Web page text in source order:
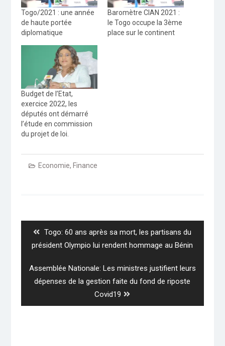
Togo/2021 : une année
de haute portée
diplomatique
Baromètre CIAN 2021 :
le Togo occupe la 3ème
place sur le continent
Budget de l’Etat,
exercice 2022, les
députés ont démarré
l’étude en commission
du projet de loi.
Economie, Finance
l’articlePrevious
post:
Togo: 60 ans après sa mort, les partisans du
président Olympio lui rendent hommage au Bénin
Next
post:
Assemblée Nationale: Les ministres justifient leurs
dépenses de la gestion faite du fond de riposte
Covid19